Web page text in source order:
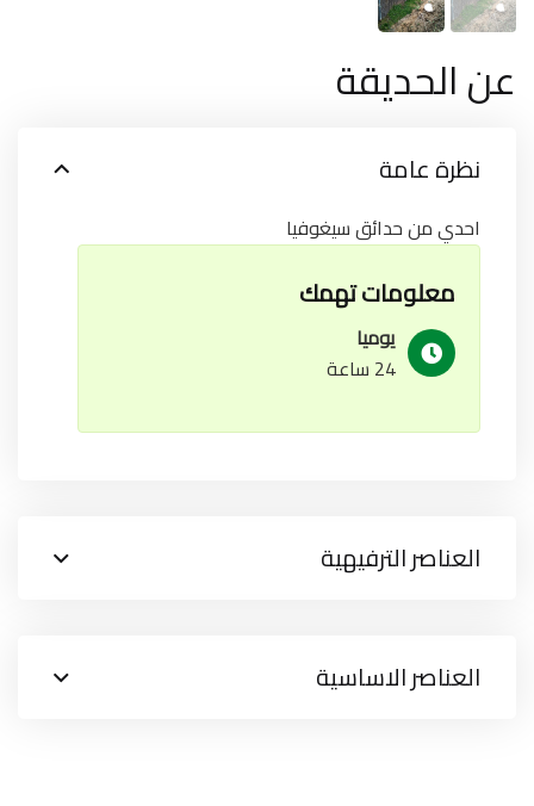
عن الحديقة
نظرة عامة
احدي من حدائق سيغوفيا
معلومات تهمك
يوميا
24 ساعة
العناصر الترفيهية
العناصر الاساسية